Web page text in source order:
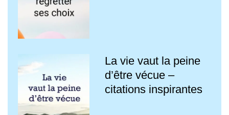
La vie vaut la peine
d’être vécue –
citations inspirantes